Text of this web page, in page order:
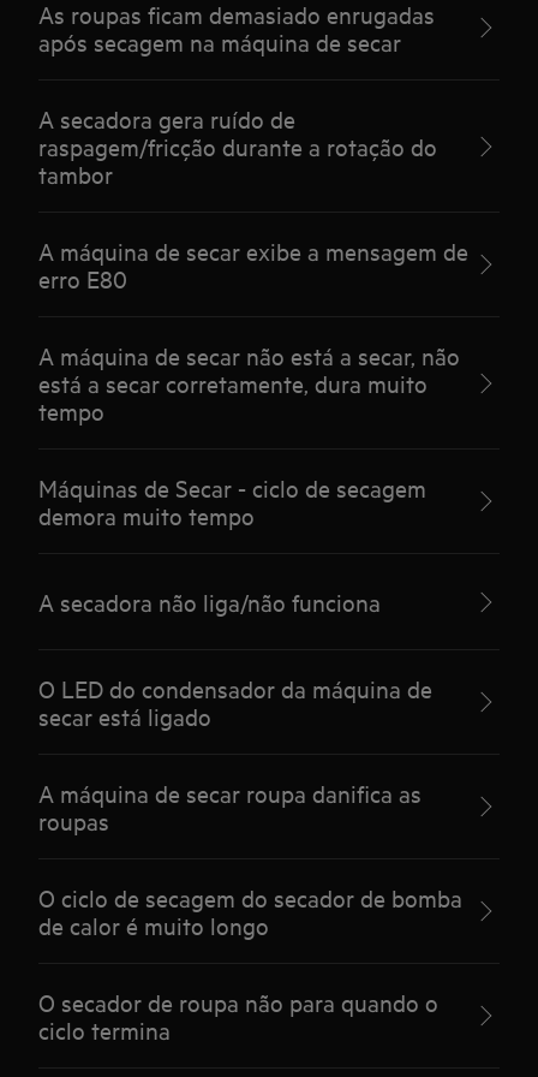
As roupas ficam demasiado enrugadas
após secagem na máquina de secar
A secadora gera ruído de
raspagem/fricção durante a rotação do
tambor
A máquina de secar exibe a mensagem de
erro E80
A máquina de secar não está a secar, não
está a secar corretamente, dura muito
tempo
Máquinas de Secar - ciclo de secagem
demora muito tempo
A secadora não liga/não funciona
O LED do condensador da máquina de
secar está ligado
A máquina de secar roupa danifica as
roupas
O ciclo de secagem do secador de bomba
de calor é muito longo
O secador de roupa não para quando o
ciclo termina